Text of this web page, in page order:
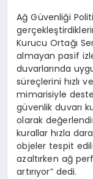
Ağ Güvenliği
Kurucu Ortağı
almayan pasif
duvarlarında
süreçlerini hızlı
mimarisiyle
güvenlik duvarı
olarak
kurallar hızla
objeler tespit
azaltırken ağ
artırıyor” dedi.